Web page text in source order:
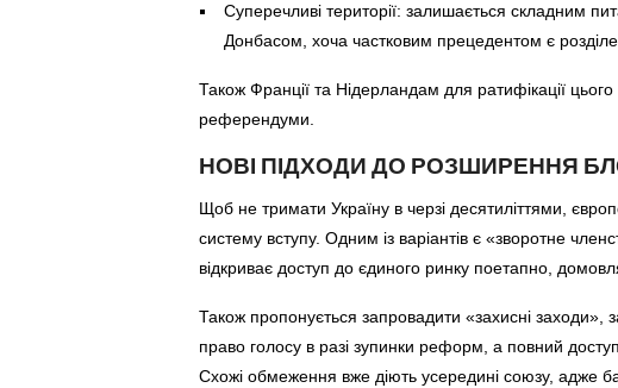
Суперечливі території: залишається складним
Донбасом, хоча частковим прецедентом є
Також Франції та Нідерландам для ратифікації
референдуми.
НОВІ ПІДХОДИ ДО РОЗШИРЕННЯ
Щоб не тримати Україну в черзі десятиліттями,
систему вступу. Одним із варіантів є «зворотне
відкриває доступ до єдиного ринку поетапно,
Також пропонується запровадити «захисні
право голосу в разі зупинки реформ, а повний
Схожі обмеження вже діють усередині союзу, адже